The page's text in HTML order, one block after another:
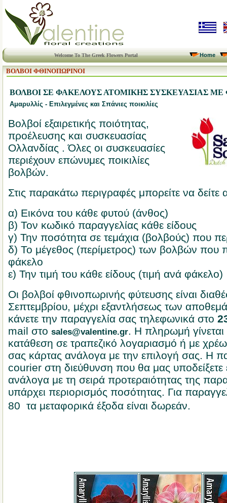
Welcome To The Greek Flowers Portal Home
ΒΟΛΒΟΙ ΦΘΙΝΟΠΩΡΙΝΟΙ
ΒΟΛΒΟΙ ΣΕ ΦΑΚΕΛΟΥΣ ΑΤΟΜΙΚΗΣ ΣΥΣΚΕΥΑΣΙΑΣ ΜΕ
Αμαρυλλίς - Επιλεγμένες και Σπάνιες ποικιλίες
Βολβοί εξαιρετικής ποιότητας,
προέλευσης και συσκευασίας
Ολλανδίας . Όλες οι συσκευασίες
περιέχουν επώνυμες ποικιλίες
βολβών.
Στις παρακάτω περιγραφές μπορείτε να δείτε
α) Εικόνα του κάθε φυτού (άνθος)
β) Τον κωδικό παραγγελίας κάθε είδους
γ) Την ποσότητα σε τεμάχια (βολβούς) που
δ) Το μέγεθος (περίμετρος) των βολβών που
φάκελο
ε) Την τιμή του κάθε είδους (τιμή ανά φάκελο)
Οι βολβοί φθινοπωρινής φύτευσης είναι
Σεπτεμβρίου, μέχρι εξαντλήσεως των
κάνετε την παραγγελία σας τηλεφωνικά στο
mail στο sales@valentine.gr. Η πληρωμή γίνεται
κατάθεση σε τραπεζικό λογαριασμό ή με
σας κάρτας ανάλογα με την επιλογή σας. Η
courier στη διεύθυνση που θα μας υποδείξετε
ανάλογα με τη σειρά προτεραιότητας της
υπάρχει περιορισμός ποσότητας. Για
80  τα μεταφορικά έξοδα είναι δωρεάν.